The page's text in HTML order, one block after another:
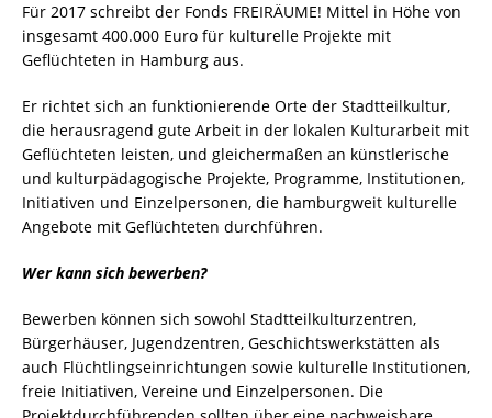
Für 2017 schreibt der Fonds FREIRÄUME! Mittel in Höhe von
insgesamt 400.000 Euro für kulturelle Projekte mit
Geflüchteten in Hamburg aus.
Er richtet sich an funktionierende Orte der Stadtteilkultur,
die herausragend gute Arbeit in der lokalen Kulturarbeit mit
Geflüchteten leisten, und gleichermaßen an künstlerische
und kulturpädagogische Projekte, Programme, Institutionen,
Initiativen und Einzelpersonen, die hamburgweit kulturelle
Angebote mit Geflüchteten durchführen.
Wer kann sich bewerben?
Bewerben können sich sowohl Stadtteilkulturzentren,
Bürgerhäuser, Jugendzentren, Geschichtswerkstätten als
auch Flüchtlingseinrichtungen sowie kulturelle Institutionen,
freie Initiativen, Vereine und Einzelpersonen. Die